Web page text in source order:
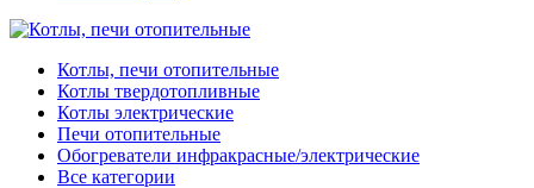
Котлы, печи отопительные
Котлы твердотопливные
Котлы электрические
Печи отопительные
Обогреватели инфракрасные/электрические
Все категории